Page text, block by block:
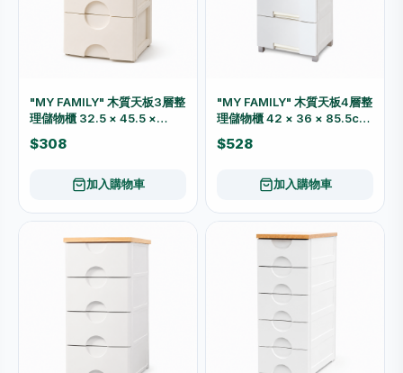
"MY FAMILY" 木質天板3層整
理儲物櫃 32.5 × 45.5 ×
54cm 5673
$308
加入購物車
"MY FAMILY" 木質天板4層整
理儲物櫃 42 × 36 × 85.5cm
6318
$528
加入購物車